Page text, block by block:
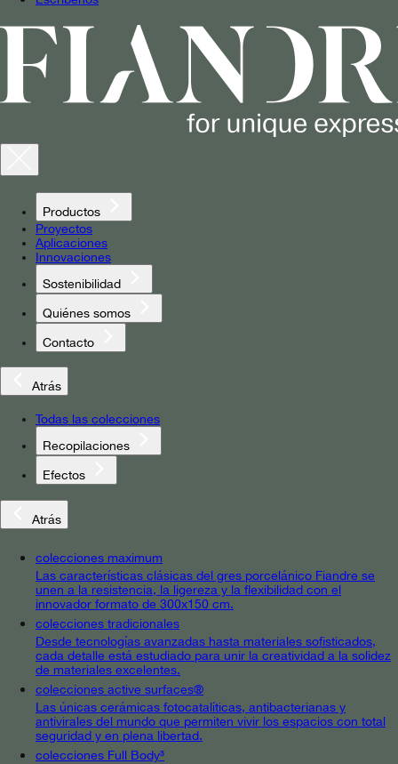
Productos
Proyectos
Aplicaciones
Innovaciones
Sostenibilidad
Quiénes somos
Contacto
Atrás
Todas las colecciones
Recopilaciones
Efectos
Atrás
colecciones maximum
Las características clásicas del gres porcelánico Fiandre se
unen a la resistencia, la ligereza y la flexibilidad con el
innovador formato de 300x150 cm.
colecciones tradicionales
Desde tecnologías avanzadas hasta materiales sofisticados,
cada detalle está estudiado para unir la creatividad a la solidez
de materiales excelentes.
colecciones active surfaces®
Las únicas cerámicas fotocatalíticas, antibacterianas y
antivirales del mundo que permiten vivir los espacios con total
seguridad y en plena libertad.
colecciones Full Body³